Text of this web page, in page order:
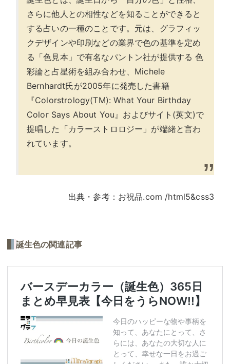
さらに他人との相性などを知ることができると
する占いの一種のことです。元は、グラフィッ
クデザインや印刷などの業界で色の基準を定め
る「色見本」で有名なパントン社が提供する 色
彩論と占星術を組み合わせ、Michele
Bernhardt氏が2005年に発売した書籍
『Colorstrology(TM): What Your Birthday
Color Says About You』およびサイト(英文)で
提唱した「カラーストロロジー」が端緒と言わ
れています。
出典・参考：お祝品.com /html5&css3
誕生色の関連記事